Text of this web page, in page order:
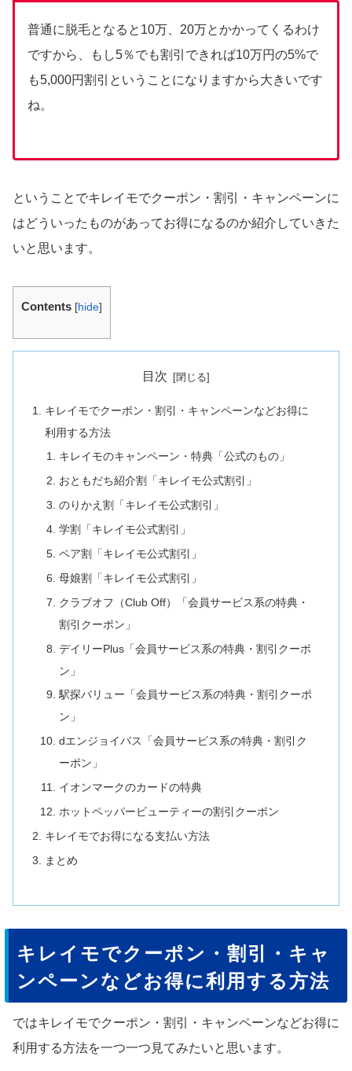
普通に脱毛となると10万、20万とかかってくるわけ
ですから、もし5％でも割引できれば10万円の5%で
も5,000円割引ということになりますから大きいです
ね。
ということでキレイモでクーポン・割引・キャンペーンに
はどういったものがあってお得になるのか紹介していきた
いと思います。
Contents [hide]
目次
キレイモでクーポン・割引・キャンペーンなどお得に
利用する方法
キレイモのキャンペーン・特典「公式のもの」
おともだち紹介割「キレイモ公式割引」
のりかえ割「キレイモ公式割引」
学割「キレイモ公式割引」
ペア割「キレイモ公式割引」
母娘割「キレイモ公式割引」
クラブオフ（Club Off）「会員サービス系の特典・
割引クーポン」
デイリーPlus「会員サービス系の特典・割引クーポ
ン」
駅探バリュー「会員サービス系の特典・割引クーポ
ン」
dエンジョイパス「会員サービス系の特典・割引ク
ーポン」
イオンマークのカードの特典
ホットペッパービューティーの割引クーポン
キレイモでお得になる支払い方法
まとめ
キレイモでクーポン・割引・キャ
ンペーンなどお得に利用する方法
ではキレイモでクーポン・割引・キャンペーンなどお得に
利用する方法を一つ一つ見てみたいと思います。